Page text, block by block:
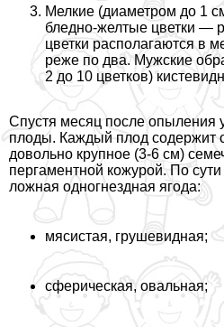
Мелкие (диаметром до 1
бледно-желтые цветки —
цветки располагаются в
реже по два. Мужские
2 до 10 цветков)
Спустя месяц после опыления
плоды. Каждый плод содержит
довольно крупное (3-6 см)
пергаментной кожурой. По
ложная одногнездная ягода:
мясистая, грушевидная;
сферическая, овальная;